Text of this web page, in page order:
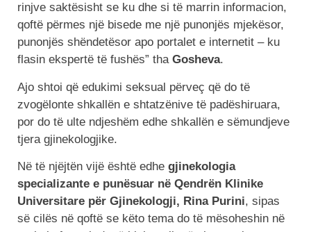
rinjve saktësisht se ku dhe si të marrin informacion,
qoftë përmes një bisede me një punonjës mjekësor,
punonjës shëndetësor apo portalet e internetit – ku
flasin ekspertë të fushës” tha Gosheva.
Ajo shtoi që edukimi seksual përveç që do të
zvogëlonte shkallën e shtatzënive të padëshiruara,
por do të ulte ndjeshëm edhe shkallën e sëmundjeve
tjera gjinekologjike.
Në të njëjtën vijë është edhe gjinekologia
specializante e punësuar në Qendrën Klinike
Universitare për Gjinekologji, Rina Purini, sipas
së cilës në qoftë se këto tema do të mësoheshin në